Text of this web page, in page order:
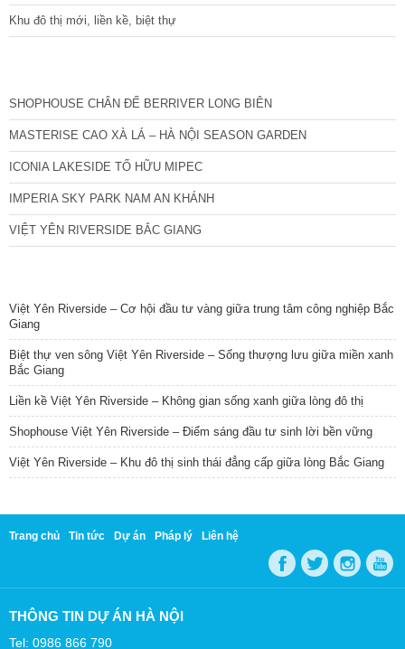
Khu đô thị mới, liền kề, biệt thự
SHOPHOUSE CHÂN ĐẾ BERRIVER LONG BIÊN
MASTERISE CAO XÀ LÁ – HÀ NỘI SEASON GARDEN
ICONIA LAKESIDE TỐ HỮU MIPEC
IMPERIA SKY PARK NAM AN KHÁNH
VIỆT YÊN RIVERSIDE BẮC GIANG
Việt Yên Riverside – Cơ hội đầu tư vàng giữa trung tâm công nghiệp Bắc
Giang
Biệt thự ven sông Việt Yên Riverside – Sống thượng lưu giữa miền xanh
Bắc Giang
Liền kề Việt Yên Riverside – Không gian sống xanh giữa lòng đô thị
Shophouse Việt Yên Riverside – Điểm sáng đầu tư sinh lời bền vững
Việt Yên Riverside – Khu đô thị sinh thái đẳng cấp giữa lòng Bắc Giang
Trang chủ Tin tức Dự án Pháp lý Liên hệ
THÔNG TIN DỰ ÁN HÀ NỘI
Tel: 0986 866 790